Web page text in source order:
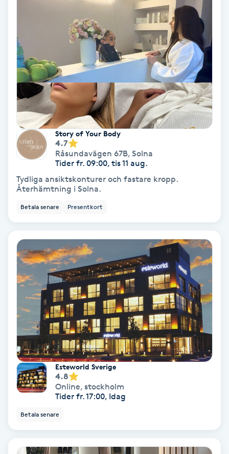
IPL
IPL hårborttagning
IR-massage
Japansk massage
K18
Kemisk peeling
Keratinbehandling
Kinesiologi
Kinesisk medicin
Kiropraktik
Klangmassage
Klippning
Klippning & Slingor
Story of Your Body
4.7
Råsundavägen 67B, Solna
Tider fr. 09:00, tis 11 aug.
Tydliga ansiktskonturer och fastare kropp.
Återhämtning i Solna.
Betala senare Presentkort
Esteworld Sverige
4.8
Online, stockholm
Tider fr. 17:00, Idag
Betala senare